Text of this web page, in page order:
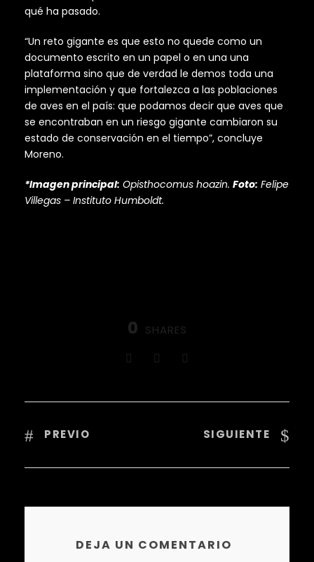
qué ha pasado.
“Un reto gigante es que esto no quede como un
documento escrito en un papel o en una una
plataforma sino que de verdad le demos toda una
implementación y que fortalezca a las poblaciones
de aves en el país: que podamos decir que aves que
se encontraban en un riesgo gigante cambiaron su
estado de conservación en el tiempo”, concluye
Moreno.
*Imagen principal: Opisthocomus hoazin. Foto: Felipe
Villegas – Instituto Humboldt.
0 SHARES
PREVIO SIGUIENTE
DEJA UN COMENTARIO